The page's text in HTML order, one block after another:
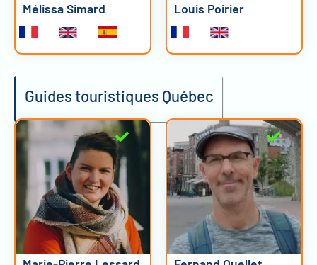
Mélissa Simard Louis Poirier
Guides touristiques Québec